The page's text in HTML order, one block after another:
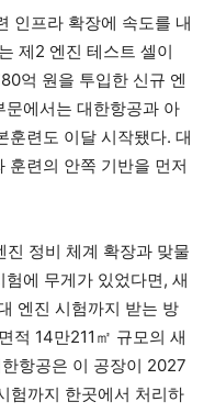
인프라 확장에 속도를 내
제2 엔진 테스트 셀이
억 원을 투입한 신규 엔
에서는 대한항공과 아
훈련도 이달 시작됐다. 대
훈련의 안쪽 기반을 먼저
정비 체계 확장과 맞물
에 무게가 있었다면, 새
엔진 시험까지 받는 방
적 14만211㎡ 규모의 새
항공은 이 공장이 2027
험까지 한곳에서 처리하